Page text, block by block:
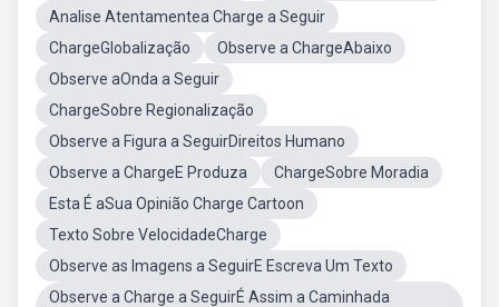
Analise Atentamentea Charge a Seguir
ChargeGlobalização
Observe a ChargeAbaixo
Observe aOnda a Seguir
ChargeSobre Regionalização
Observe a Figura a SeguirDireitos Humano
Observe a ChargeE Produza
ChargeSobre Moradia
Esta É aSua Opinião Charge Cartoon
Texto Sobre VelocidadeCharge
Observe as Imagens a SeguirE Escreva Um Texto
Observe a Charge a SeguirÉ Assim a Caminhada